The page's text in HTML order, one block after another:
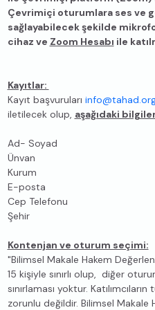
Çevrimiçi oturumlara ses ve
sağlayabilecek şekilde
cihaz ve Zoom Hesabı ile
Kayıtlar:
Kayıt başvuruları
iletilecek olup, aşağıdaki
Ad- Soyad
Ünvan
Kurum
E-posta
Cep Telefonu
Şehir
Kontenjan ve oturum seçimi:
"Bilimsel Makale Hakem
15 kişiyle sınırlı olup, diğer
sınırlaması yoktur.
zorunlu değildir. Bilimsel Makale